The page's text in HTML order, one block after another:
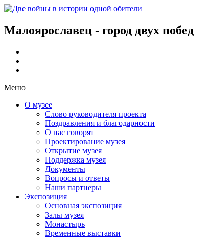
Малоярославец - город двух побед
Меню
О музее
Слово руководителя проекта
Поздравления и благодарности
О нас говорят
Проектирование музея
Открытие музея
Поддержка музея
Документы
Вопросы и ответы
Наши партнеры
Экспозиция
Основная экспозиция
Залы музея
Монастырь
Временные выставки